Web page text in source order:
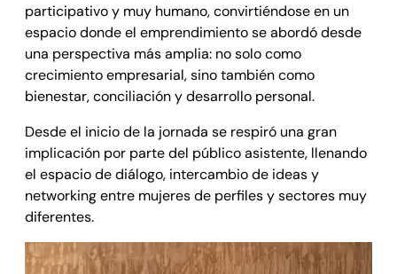
participativo y muy humano, convirtiéndose en un
espacio donde el emprendimiento se abordó desde
una perspectiva más amplia: no solo como
crecimiento empresarial, sino también como
bienestar, conciliación y desarrollo personal.
Desde el inicio de la jornada se respiró una gran
implicación por parte del público asistente, llenando
el espacio de diálogo, intercambio de ideas y
networking entre mujeres de perfiles y sectores muy
diferentes.